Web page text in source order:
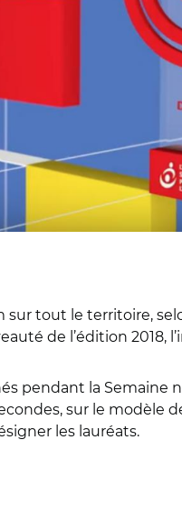
tout le territoire,
de l’édition 2018,
pendant la Semaine
sur le modèle
les lauréats.